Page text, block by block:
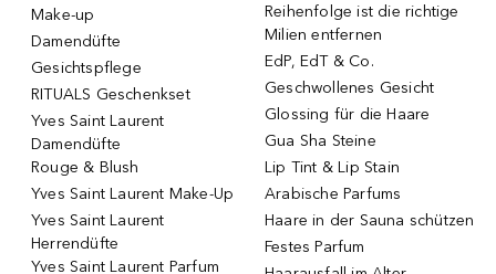
Make-up
Damendüfte
Gesichtspflege
RITUALS Geschenkset
Yves Saint Laurent
Damendüfte
Rouge & Blush
Yves Saint Laurent Make-Up
Yves Saint Laurent
Herrendüfte
Yves Saint Laurent Parfum
Reihenfolge ist die richtige
Milien entfernen
EdP, EdT & Co.
Geschwollenes Gesicht
Glossing für die Haare
Gua Sha Steine
Lip Tint & Lip Stain
Arabische Parfums
Haare in der Sauna schützen
Festes Parfum